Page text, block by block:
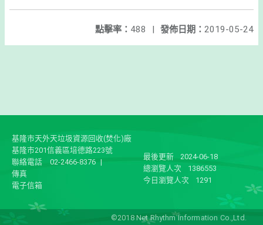
發佈日期： 2019-05-24
點擊率： 488 |
基隆市天外天垃圾資源回收(焚化)廠
基隆市201信義區培德路223號
聯絡電話
02-2466-8376 |
傳真
電子信箱
最後更新
2024-06-18
總瀏覽人次
1386553
今日瀏覽人次
1291
©2018 Net Rhythm Information Co.,Ltd.